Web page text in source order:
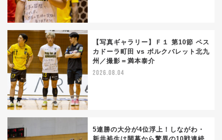
【写真ギャラリー】Ｆ１ 第10節 ペス
カドーラ町田 vs ボルクバレット北九
州／撮影＝満本泰介
2026.08.04
5連勝の大分が4位浮上！しながわ・